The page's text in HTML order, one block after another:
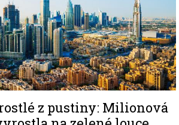
z pustiny: Milionová